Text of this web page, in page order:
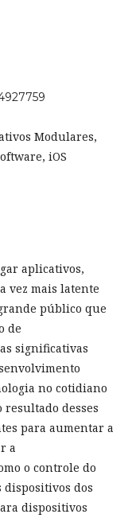
Modulares,
iOS
aplicativos,
vez mais latente
público que
de
significativas
no cotidiano
resultado desses
para aumentar a
a
o controle do
dispositivos dos
dispositivos